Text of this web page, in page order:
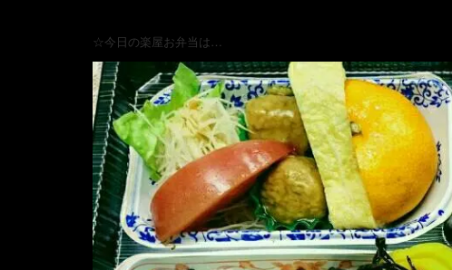
☆今日の楽屋お弁当は…